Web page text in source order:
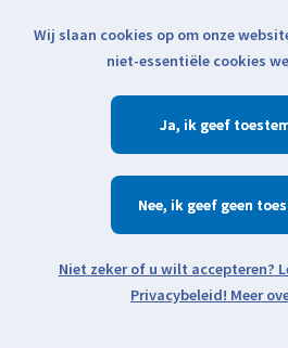
Klik voor actuele
Zoeken
Open webshop
Wij slaan cookies op om onze
niet-essentiële cookies
Ja
Nee
Meer